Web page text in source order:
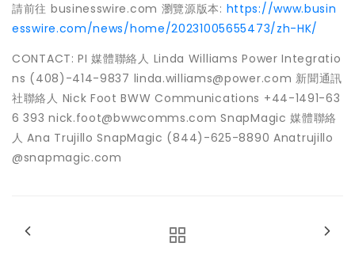
請前往 businesswire.com 瀏覽源版本: https://www.busin
esswire.com/news/home/20231005655473/zh-HK/
CONTACT: PI 媒體聯絡人 Linda Williams Power Integratio
ns (408)-414-9837 linda.williams@power.com 新聞通訊
社聯絡人 Nick Foot BWW Communications +44-1491-63
6 393 nick.foot@bwwcomms.com SnapMagic 媒體聯絡
人 Ana Trujillo SnapMagic (844)-625-8890 Anatrujillo
@snapmagic.com